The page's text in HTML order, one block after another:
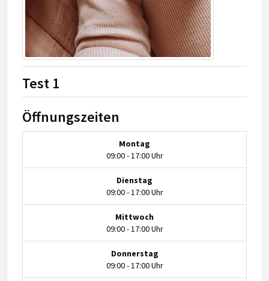
Test 1
Öffnungszeiten
Montag
09:00 - 17:00 Uhr
Dienstag
09:00 - 17:00 Uhr
Mittwoch
09:00 - 17:00 Uhr
Donnerstag
09:00 - 17:00 Uhr